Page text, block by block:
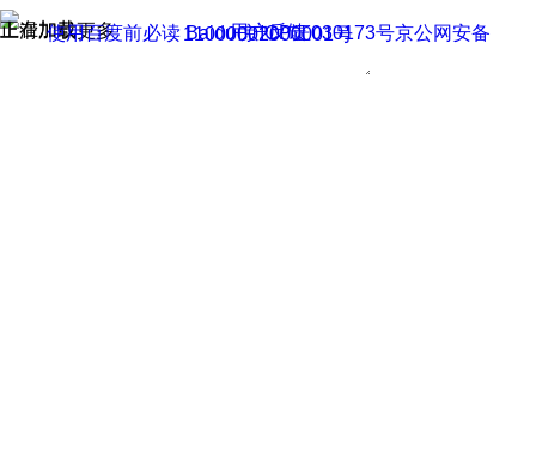
正在加载
上滑加载更多 用户反馈
使用百度前必读 Baidu 京ICP证030173号
京公网安备11000002000001号